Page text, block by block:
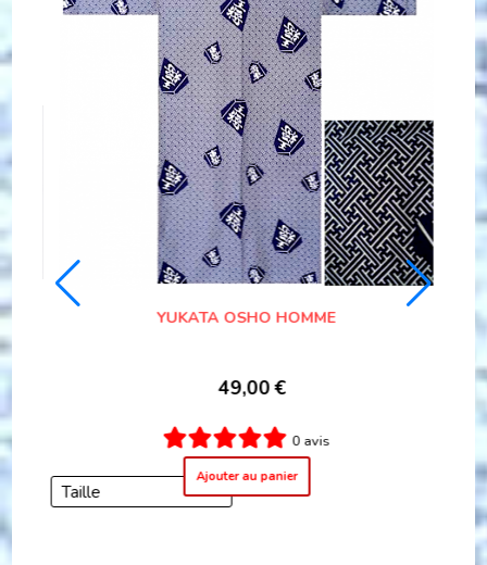
LUXE SAMUE ATSUORI SASHIKO "MADE IN
JAPAN"
229,00€
Ajouter au panier